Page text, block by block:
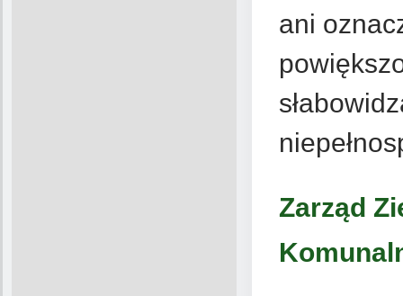
ani
Zarząd